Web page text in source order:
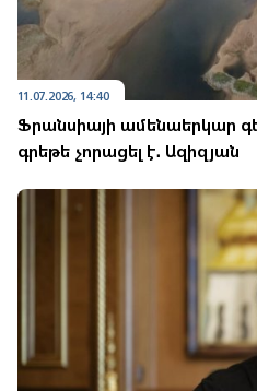
11.07.2026, 14:40
Ֆրանսիայի ամենաերկար
գրեթե չորացել է․ Ազիզյան